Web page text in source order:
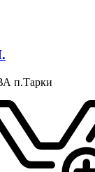
п.Тарки